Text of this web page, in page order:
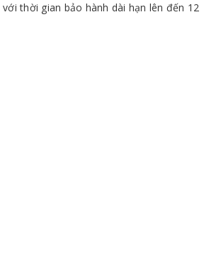
với thời gian bảo hành dài hạn lên đến 12